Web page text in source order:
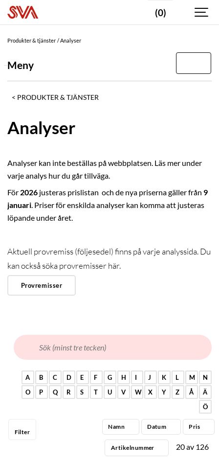
(0)
Produkter & tjänster Analyser
Meny
PRODUKTER & TJÄNSTER
Analyser
Analyser kan inte beställas på webbplatsen. Läs mer under
varje analys hur du går tillväga.
För 2026 justeras prislistan och de nya priserna gäller från 9
januari. Priser för enskilda analyser kan komma att justeras
löpande under året.
Aktuell provremiss (följesedel) finns på varje analyssida. Du
kan också söka provremisser här.
Provremisser
A B C D E F G H I J K L M
N
O
P Q R S T U V W X Y Z Å
Ä
Ö
Filter
Namn Datum Pris
Artikelnummer 20av 126
Valda
taggar
Kemi
Parasitologi
Patologi
Virologi
DJURSLAG